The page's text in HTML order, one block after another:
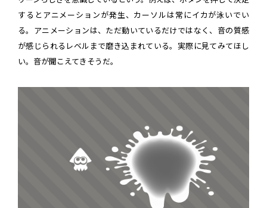
するとアニメーションが発生、カーソルは常にイカが泳いでい
る。アニメーションは、ただ動いているだけではなく、音の質感
が感じられるレベルまで磨き込まれている。実際に見てみてほし
い。音が聞こえてきそうだ。